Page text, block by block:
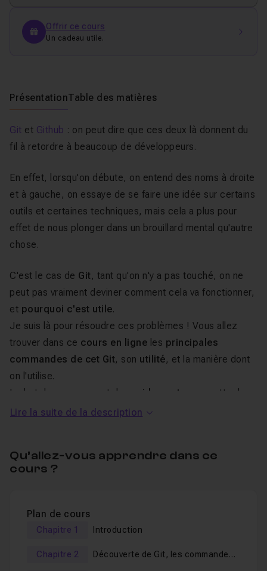
Offrir ce cours
Un cadeau utile.
PrésentationTable des matières
Git et Github : on peut dire que ces deux là donnent du
fil à retordre à beaucoup de développeurs.
En effet, lorsqu'on débute, on entend des noms à droite
et à gauche, on essaye de se faire une idée sur certains
outils et certaines techniques, mais cela a plus pour
effet de nous plonger dans un brouillard mental qu'autre
chose.
C'est le cas de Git , tant qu'on n'y a pas touché, on ne
peut pas vraiment deviner comment cela va fonctionner,
et pourquoi c'est utile.
Je suis là pour résoudre ces problèmes ! Vous allez
trouver dans ce cours en ligne les principales
commandes de cet Git, son utilité, et la manière dont
on l'utilise.
Le but de ce cours est de
rapidement
vous mettre le
pied à l'étrier, en ce qui concerne Git et Github.
quoi diffère t'il (ou pas ?) de
Git est un logiciel de gestion de version
Chaque projet à besoin desauvegardes
bug corrigés , des collaborations , etc ...
Lire la suite de la description
Qu’allez-vous apprendre dans ce
cours ?
Plan de cours
Chapitre 1 Introduction
Chapitre 2
Découverte de Git, les commandes